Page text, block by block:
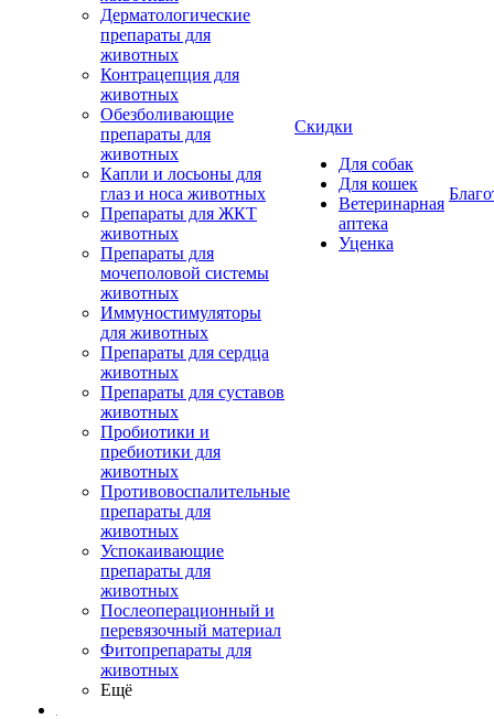
Дерматологические
препараты для
животных
Контрацепция для
животных
Обезболивающие
препараты для
животных
Капли и лосьоны для
глаз и носа животных
Препараты для ЖКТ
животных
Препараты для
мочеполовой системы
животных
Иммуностимуляторы
для животных
Препараты для сердца
животных
Препараты для суставов
животных
Пробиотики и
пребиотики для
животных
Противовоспалительные
препараты для
животных
Успокаивающие
препараты для
животных
Послеоперационный и
перевязочный материал
Фитопрепараты для
животных
Ещё
Скидки
Для собак
Для кошек
Ветеринарная
аптека
Уценка